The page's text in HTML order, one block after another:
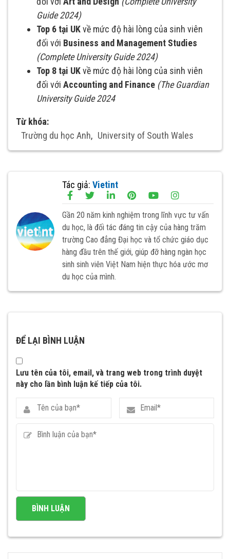
Guide 2024)
Top 6 tại UKvề mức độ hài lòng của sinh viên
đối với Business and Management Studies
(Complete University Guide 2024)
Top 8 tại UKvề mức độ hài lòng của sinh viên
đối với Accounting and Finance (The Guardian
University Guide 2024
Từ khóa:
Trường du học Anh, University of South Wales
Tác giả: Vietint
Gần 20 năm kinh nghiệm trong lĩnh vực tư vấn
du học, là đối tác đáng tin cậy của hàng trăm
trường Cao đẳng Đại học và tổ chức giáo dục
hàng đầu trên thế giới, giúp đỡ hàng ngàn học
sinh sinh viên Việt Nam hiện thực hóa ước mơ
du học của mình.
ĐỂ LẠI BÌNH LUẬN
Lưu tên của tôi, email, và trang web trong trình duyệt
này cho lần bình luận kế tiếp của tôi.